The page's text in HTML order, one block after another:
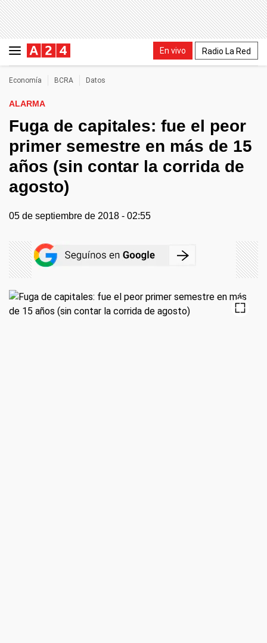
En vivo Radio La Red
Economía BCRA Datos
ALARMA
Fuga de capitales: fue el peor
primer semestre en más de 15
años (sin contar la corrida de
agosto)
05 de septiembre de 2018 - 02:55